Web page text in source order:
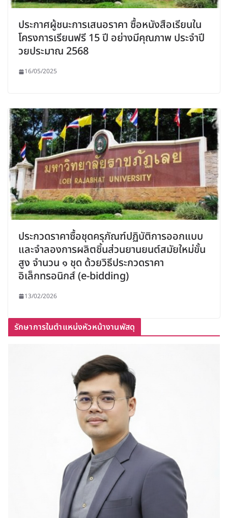
ประกาศผู้ชนะการเสนอราคา ซื้อหนังสือเรียนใน
โครงการเรียนฟรี 15 ปี อย่างมีคุณภาพ ประจำปี
วยประมาณ 2568
16/05/2025
ประกวดราคาซื้อชุดครุภัณฑ์ปฏิบัติการออกแบบ
และจำลองการผลิตชิ้นส่วนยานยนต์สมัยใหม่ขั้น
สูง จำนวน ๑ ชุด ด้วยวิธีประกวดราคา
อิเล็กทรอนิกส์ (e-bidding)
13/02/2026
รักษาการในตำแหน่งหัวหน้างานพัสดุ